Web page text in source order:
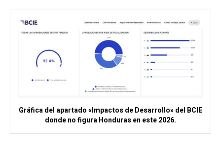
Gráfica del apartado «Impactos de Desarrollo» del BCIE
donde no figura Honduras en este 2026.